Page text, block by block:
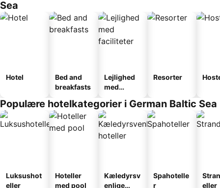
Sea
Hotel
Bed and
breakfasts
Lejlighed
med
Resorter
Populære hotelkategorier i German Baltic Sea
Luksushot
eller
Hoteller
med pool
Kæledyrsv
enlige
Spahotelle
r
eller